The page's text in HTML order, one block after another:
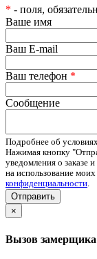
* - поля,
Ваше имя
Ваш E-mail
Ваш телефон *
Сообщение
Подробнее об
Нажимая кнопку
уведомления о заказе
на использование
конфиденциальности.
Отправить
×
Вызов замерщика